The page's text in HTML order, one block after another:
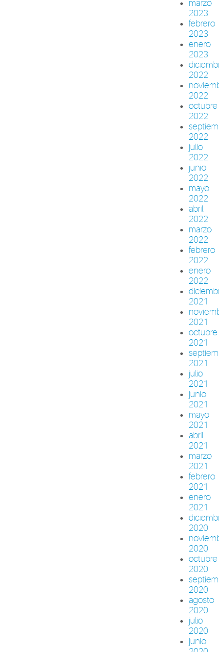
marzo
2023
febrero
2023
enero
2023
2022
2022
octubre
2022
2022
julio
2022
junio
2022
mayo
2022
abril
2022
marzo
2022
febrero
2022
enero
2022
2021
2021
octubre
2021
2021
julio
2021
junio
2021
mayo
2021
abril
2021
marzo
2021
febrero
2021
enero
2021
2020
2020
octubre
2020
2020
agosto
2020
julio
2020
junio